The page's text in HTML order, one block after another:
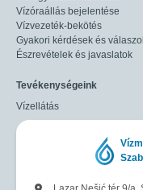
Vízóraállás bejelentése
Vízvezeték-bekötés
Gyakori kérdések és
Észrevételek és javaslatok
Tevékenységeink
Vízellátás